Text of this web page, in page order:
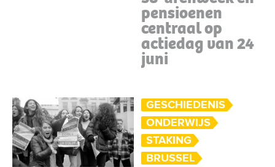
pensioenen
centraal op
actiedag van 24
juni
GESCHIEDENIS
ONDERWIJS
STAKING
BRUSSEL